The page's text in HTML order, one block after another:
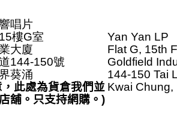
唱片
樓G室
大廈
144-150號
葵涌
此處為貨倉我們並
舖。只支持網購。 )
Yan Yan LP
Flat G, 15th
Goldfield
144-150 Tai
Kwai